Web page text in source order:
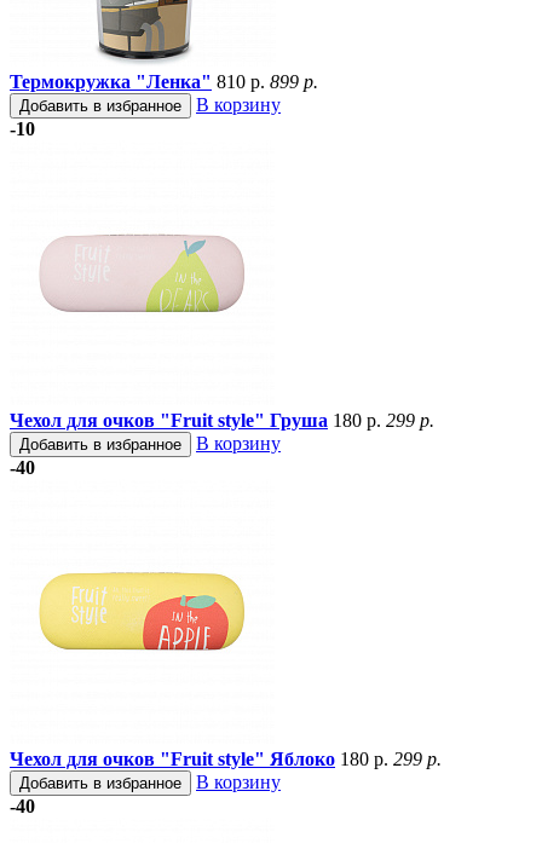
Термокружка "Ленка" 810 р. 899 р.
Добавить в избранное
В корзину
-10
Чехол для очков "Fruit style" Груша 180 р. 299 р.
Добавить в избранное
В корзину
-40
Чехол для очков "Fruit style" Яблоко 180 р. 299 р.
Добавить в избранное
В корзину
-40